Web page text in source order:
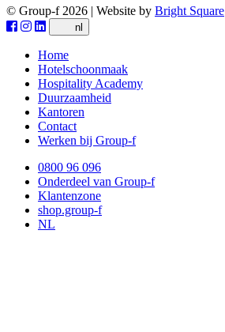
© Group-f 2026 | Website by Bright Square
nl
Home
Hotelschoonmaak
Hospitality Academy
Duurzaamheid
Kantoren
Contact
Werken bij Group-f
0800 96 096
Onderdeel van Group-f
Klantenzone
shop.group-f
NL